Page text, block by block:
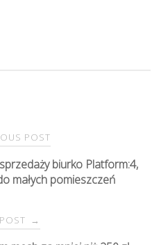
POST
biurko Platform:4,
małych pomieszczeń
→